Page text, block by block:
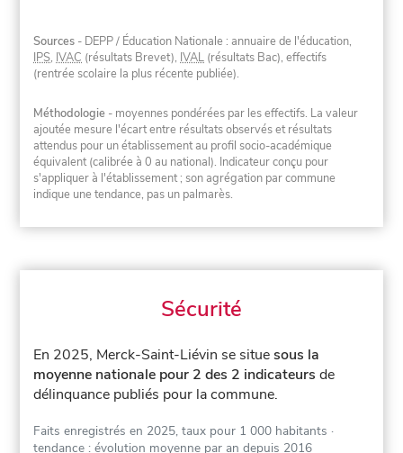
Sources - DEPP / Éducation Nationale : annuaire de l'éducation,
IPS, IVAC (résultats Brevet), IVAL (résultats Bac), effectifs
(rentrée scolaire la plus récente publiée).
Méthodologie - moyennes pondérées par les effectifs. La valeur
ajoutée mesure l'écart entre résultats observés et résultats
attendus pour un établissement au profil socio-académique
équivalent (calibrée à 0 au national). Indicateur conçu pour
s'appliquer à l'établissement ; son agrégation par commune
indique une tendance, pas un palmarès.
Sécurité
En 2025, Merck-Saint-Liévin se situesous la
moyenne nationale pour 2 des 2 indicateurs de
délinquance publiés pour la commune.
Faits enregistrés en 2025, taux pour 1 000 habitants ·
tendance : évolution moyenne par an depuis 2016